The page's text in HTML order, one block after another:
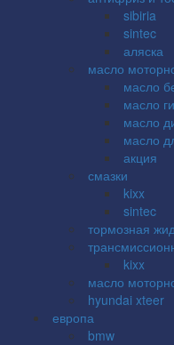
sibiria
sintec
аляска
масло
масло
масло
масло
масло
акция
смазки
kixx
sintec
тормозная
kixx
масло
hyundai xteer
европа
bmw